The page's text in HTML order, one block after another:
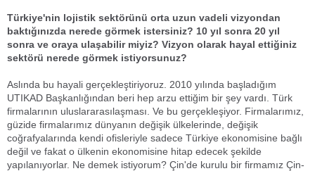
Türkiye'nin lojistik sektörünü orta uzun vadeli vizyondan
baktığınızda nerede görmek istersiniz? 10 yıl sonra 20 yıl
sonra ve oraya ulaşabilir miyiz? Vizyon olarak hayal ettiğiniz
sektörü nerede görmek istiyorsunuz?
Aslında bu hayali gerçekleştiriyoruz. 2010 yılında başladığım
UTIKAD Başkanlığından beri hep arzu ettiğim bir şey vardı. Türk
firmalarının uluslararasılaşması. Ve bu gerçekleşiyor. Firmalarımız,
güzide firmalarımız dünyanın değişik ülkelerinde, değişik
coğrafyalarında kendi ofisleriyle sadece Türkiye ekonomisine bağlı
değil ve fakat o ülkenin ekonomisine hitap edecek şekilde
yapılanıyorlar. Ne demek istiyorum? Çin'de kurulu bir firmamız Çin-